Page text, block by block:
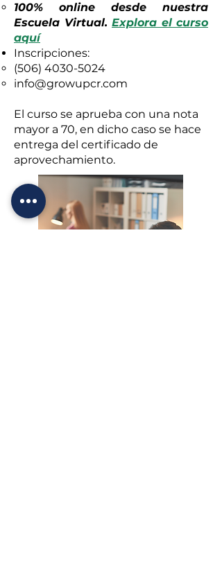
100% online desde nuestra
Escuela Virtual. Explora el curso
aquí
Inscripciones:
(506) 4030-5024
info@growupcr.com
El curso se aprueba con una nota
mayor a 70, en dicho caso se hace
entrega del certificado de
aprovechamiento.